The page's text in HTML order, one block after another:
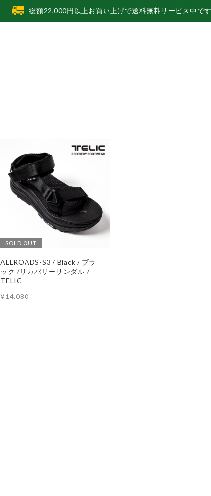
総額22,000円以上お買い上げで送料無料サービス中です
SOLD OUT
ALLROADS-S3 / Black / ブラ
ック /リカバリーサンダル /
TELIC
¥14,080